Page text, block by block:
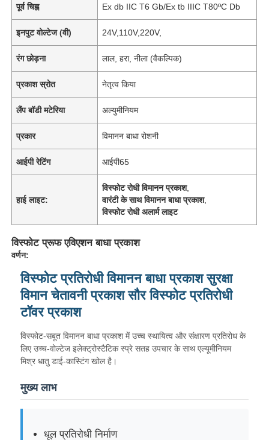
पूर्व चिह्न Ex db IIC T6 Gb/Ex tb IIIC T80ºC Db
इनपुट वोल्टेज (वी) 24V,110V,220V,
रंग छोड़ना लाल, हरा, नीला (वैकल्पिक)
प्रकाश स्रोत नेतृत्व किया
लैंप बॉडी मटेरिया अल्युमीनियम
प्रकार विमानन बाधा रोशनी
आईपी ​​रेटिंग आईपी65
हाई लाइट:
विस्फोट रोधी विमानन प्रकाश,
वारंटी के साथ विमानन बाधा प्रकाश,
विस्फोट रोधी अलार्म लाइट
विस्फोट प्रूफ एविएशन बाधा प्रकाश
वर्णन:
विस्फोट प्रतिरोधी विमानन बाधा प्रकाश सुरक्षा
विमान चेतावनी प्रकाश सौर विस्फोट प्रतिरोधी
टॉवर प्रकाश
विस्फोट-सबूत विमानन बाधा प्रकाश में उच्च स्थायित्व और संक्षारण प्रतिरोध के
लिए उच्च-वोल्टेज इलेक्ट्रोस्टैटिक स्प्रे सतह उपचार के साथ एल्यूमीनियम
मिश्र धातु डाई-कास्टिंग खोल है।
मुख्य लाभ
धूल प्रतिरोधी निर्माण